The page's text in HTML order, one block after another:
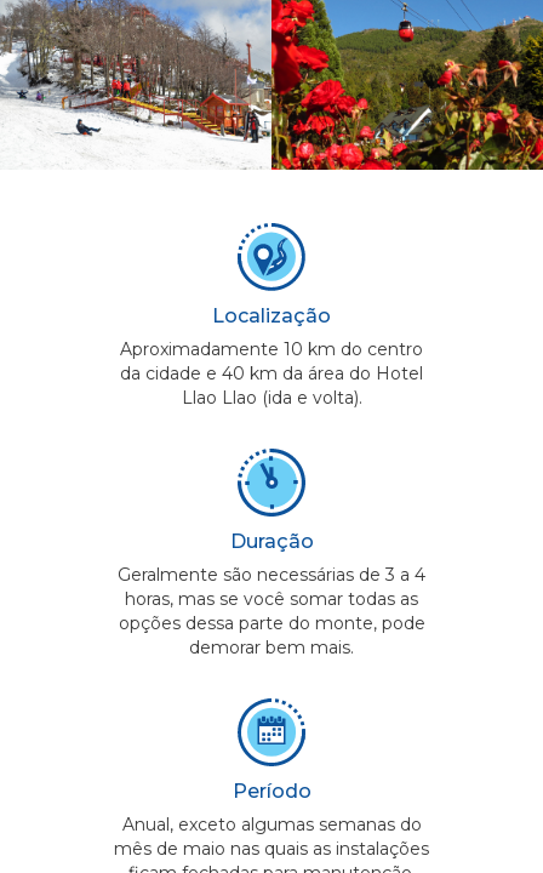
Localização
Aproximadamente 10 km do centro
da cidade e 40 km da área do Hotel
Llao Llao (ida e volta).
Duração
Geralmente são necessárias de 3 a 4
horas, mas se você somar todas as
opções dessa parte do monte, pode
demorar bem mais.
Período
Anual, exceto algumas semanas do
mês de maio nas quais as instalações